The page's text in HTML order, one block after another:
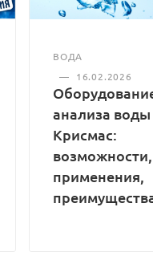
ВОДА
—
16.02.2026
анализа воды
Крисмас:
применения,